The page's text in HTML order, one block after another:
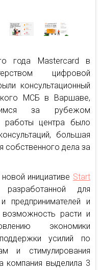
года Mastercard в
цифровой
консультационный
МСБ в Варшаве,
за рубежом
работы центра было
большая
собственного дела за
инициативе Start
для
предпринимателей и
возможность расти и
экономики
усилий по
и стимулирования
компания выделила 3